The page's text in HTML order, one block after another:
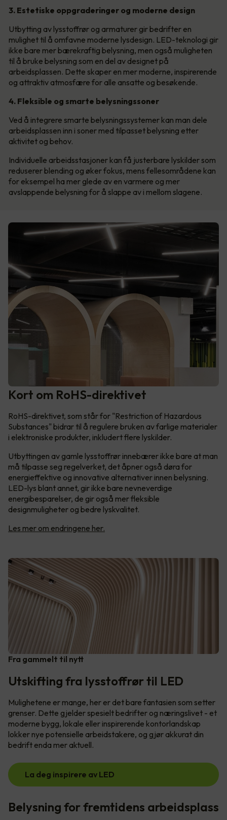
3. Estetiske oppgraderinger og moderne design
Utbytting av lysstoffrør og armaturer gir bedrifter en
mulighet til å omfavne moderne lysdesign. LED-teknologi gir
ikke bare mer bærekraftig belysning, men også muligheten
til å bruke belysning som en del av designet på
arbeidsplassen. Dette skaper en mer moderne, inspirerende
og attraktiv atmosfære for alle ansatte og besøkende.
4. Fleksible og smarte belysningssoner
Ved å integrere smarte belysningssystemer kan man dele
arbeidsplassen inn i soner med tilpasset belysning etter
aktivitet og behov.
Individuelle arbeidsstasjoner kan få justerbare lyskilder som
reduserer blending og øker fokus, mens fellesområdene kan
for eksempel ha mer glede av en varmere og mer
avslappende belysning for å slappe av i mellom slagene.
Kort om RoHS-direktivet
RoHS-direktivet, som står for "Restriction of Hazardous
Substances" bidrar til å regulere bruken av farlige materialer
i elektroniske produkter, inkludert flere lyskilder.
Utbyttingen av gamle lysstoffrør innebærer ikke bare at man
må tilpasse seg regelverket, det åpner også døra for
energieffektive og innovative alternativer innen belysning.
LED-lys blant annet, gir ikke bare nevneverdige
energibesparelser, de gir også mer fleksible
designmuligheter og bedre lyskvalitet.
Les mer om endringene her.
Fra gammelt til nytt
Utskifting fra lysstoffrør til LED
Mulighetene er mange, her er det bare fantasien som setter
grenser. Dette gjelder spesielt bedrifter og næringslivet - et
moderne bygg, lokale eller inspirerende kontorlandskap
lokker nye potensielle arbeidstakere, og gjør akkurat din
bedrift enda mer aktuell.
La deg inspirere av LED
Belysning for fremtidens arbeidsplass